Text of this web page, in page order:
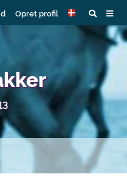
Opret profil